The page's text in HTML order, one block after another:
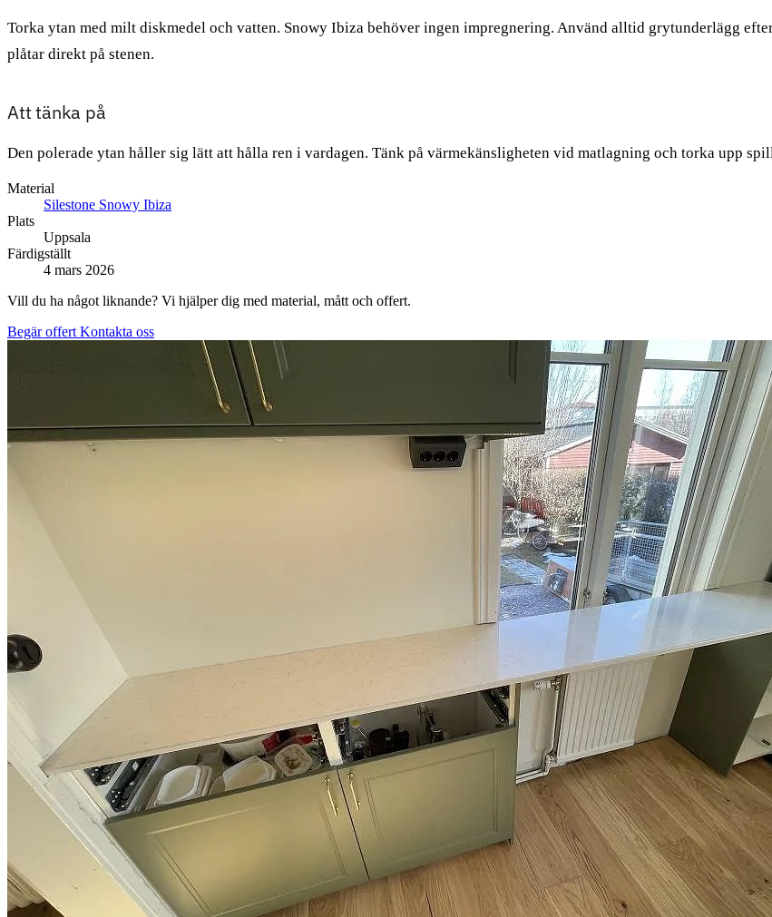
Torka ytan med milt diskmedel och vatten. Snowy Ibiza behöver ingen impregnering. Använd alltid grytunderlägg
plåtar direkt på stenen.
Att tänka på
Den polerade ytan håller sig lätt att hålla ren i vardagen. Tänk på värmekänsligheten vid matlagning och torka upp
Material
Silestone Snowy Ibiza
Plats
Uppsala
Färdigställt
4 mars 2026
Vill du ha något liknande? Vi hjälper dig med material, mått och offert.
Begär offert Kontakta oss